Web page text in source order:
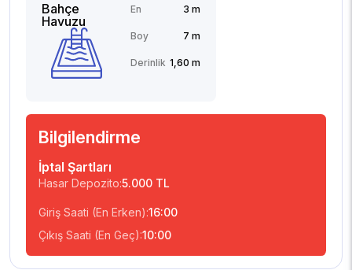
Bahçe
Havuzu
En 3 m
Boy 7 m
Derinlik 1,60 m
Bilgilendirme
İptal Şartları
Hasar Depozito:5.000 TL
Giriş Saati (En Erken):16:00
Çıkış Saati (En Geç):10:00